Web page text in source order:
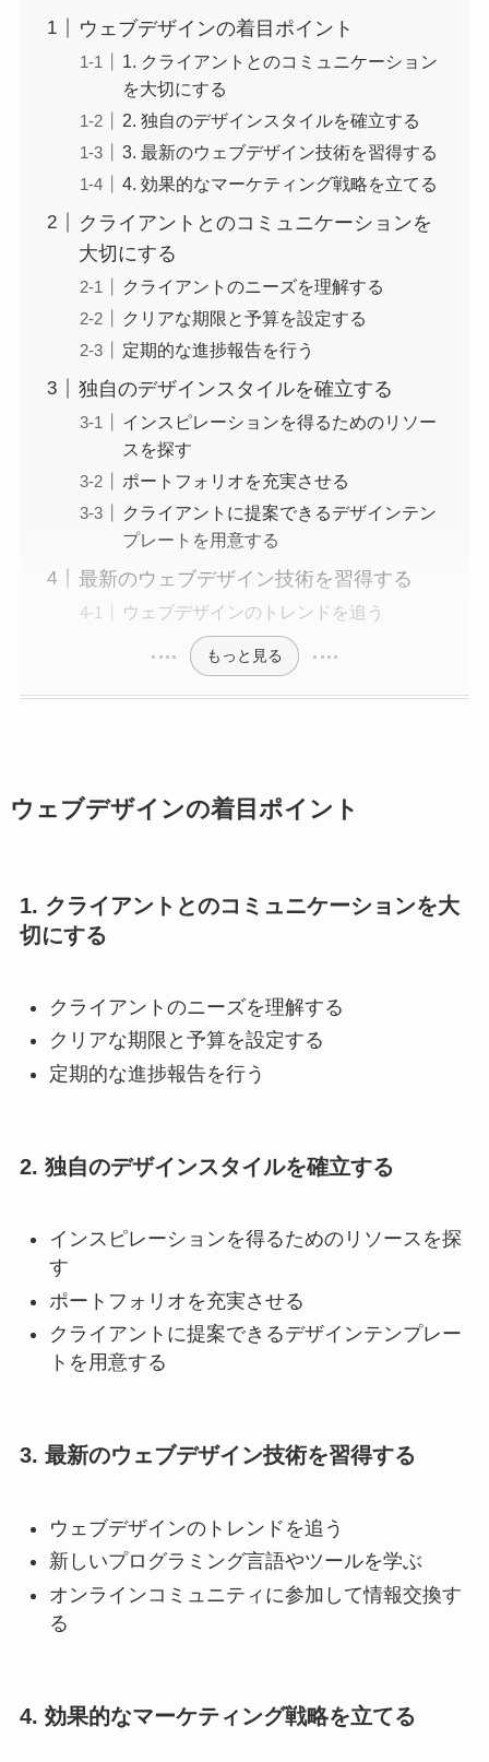
ウェブデザインの着目ポイント
1. クライアントとのコミュニケーション
を大切にする
2. 独自のデザインスタイルを確立する
3. 最新のウェブデザイン技術を習得する
4. 効果的なマーケティング戦略を立てる
クライアントとのコミュニケーションを
大切にする
クライアントのニーズを理解する
クリアな期限と予算を設定する
定期的な進捗報告を行う
独自のデザインスタイルを確立する
インスピレーションを得るためのリソー
スを探す
ポートフォリオを充実させる
クライアントに提案できるデザインテン
プレートを用意する
最新のウェブデザイン技術を習得する
ウェブデザインのトレンドを追う
もっと見る
ウェブデザインの着目ポイント
1. クライアントとのコミュニケーションを大
切にする
クライアントのニーズを理解する
クリアな期限と予算を設定する
定期的な進捗報告を行う
2. 独自のデザインスタイルを確立する
インスピレーションを得るためのリソースを探
す
ポートフォリオを充実させる
クライアントに提案できるデザインテンプレー
トを用意する
3. 最新のウェブデザイン技術を習得する
ウェブデザインのトレンドを追う
新しいプログラミング言語やツールを学ぶ
オンラインコミュニティに参加して情報交換す
る
4. 効果的なマーケティング戦略を立てる